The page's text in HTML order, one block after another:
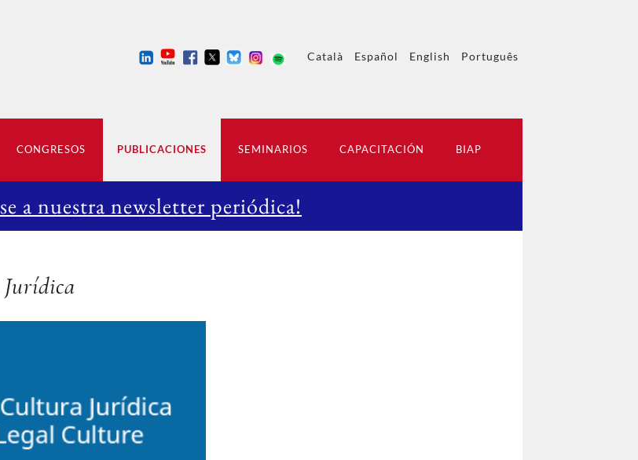
Català Español English Português
CONGRESOS PUBLICACIONES SEMINARIOS CAPACITACIÓN BIAP
a nuestra newsletter periódica!